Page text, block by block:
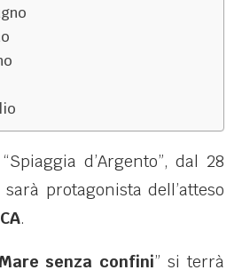
d’Argento”, dal 28
protagonista dell’atteso
.
senza confini” si terrà